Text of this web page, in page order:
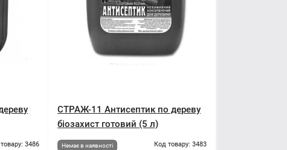
3486
СТРАЖ-11 Антисептик по дереву
біозахист готовий (5 л)
Немає в наявності Код товару: 3483